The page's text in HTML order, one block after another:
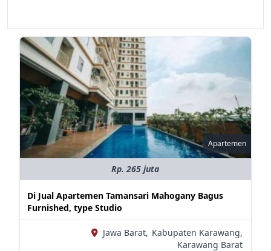
Apartemen
Rp. 265 juta
Di Jual Apartemen Tamansari Mahogany Bagus
Furnished, type Studio
Jawa Barat, Kabupaten Karawang,
Karawang Barat